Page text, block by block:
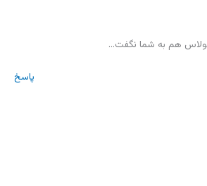
هم به شما نگفت…
پاسخ